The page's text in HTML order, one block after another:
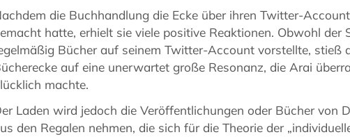
die Buchhandlung die Ecke über ihren Twitter-
hatte, erhielt sie viele positive Reaktionen. Obwohl der
Bücher auf seinem Twitter-Account vorstellte, stieß
auf eine unerwartet große Resonanz, die Arai
machte.
Laden wird jedoch die Veröffentlichungen oder Bücher von
den Regalen nehmen, die sich für die Theorie der